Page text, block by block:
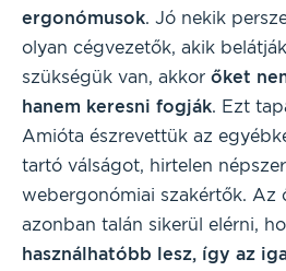
ergonómusok. Jó nekik
olyan cégvezetők, akik
szükségük van, akkor őket
hanem keresni fogják. Ezt
Amióta észrevettük az
tartó válságot, hirtelen
webergonómiai szakértők. Az
azonban talán sikerül elérni,
használhatóbb lesz, így az